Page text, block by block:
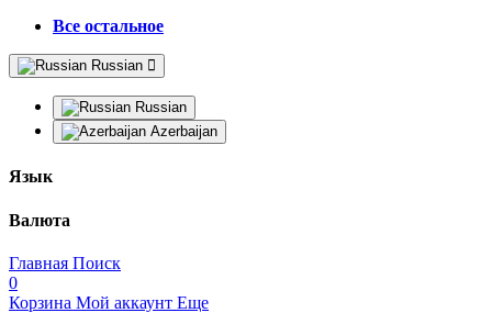
Все остальное
Russian
Russian
Azerbaijan
Язык
Валюта
Главная Поиск
0
Корзина Мой аккаунт Еще